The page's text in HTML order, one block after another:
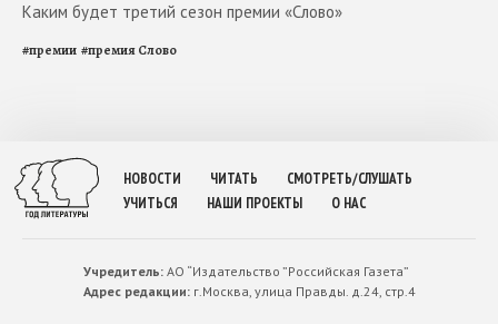
Каким будет третий сезон премии «Слово»
#премии #премия Слово
НОВОСТИ ЧИТАТЬ
СМОТРЕТЬ/СЛУШАТЬ
УЧИТЬСЯ
НАШИ ПРОЕКТЫ О НАС
Учредитель:АО “Издательство ”Российская Газета”
Адрес редакции:г.Москва, улица Правды. д.24, стр.4